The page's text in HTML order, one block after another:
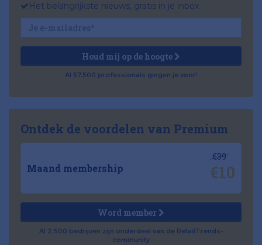
Het belangrijkste nieuws, gratis in je inbox
Houd mij op de hoogte
Al 57.500 professionals gingen je voor!
Ontdek de voordelen van Premium
Maand membership
€39
€10
Word member
Al 2.500 bedrijven zijn onderdeel van de RetailTrends-
community